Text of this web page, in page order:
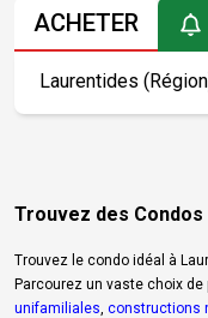
ACHETER
Trouvez des
Trouvez le condo idéal à
Parcourez un vaste choix
unifamiliales constructions